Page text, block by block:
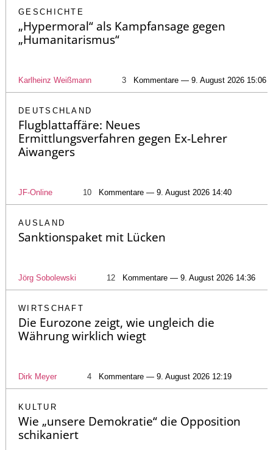
GESCHICHTE
„Hypermoral“ als Kampfansage gegen
„Humanitarismus“
Karlheinz Weißmann 3 Kommentare — 9. August 2026 15:06
DEUTSCHLAND
Flugblattaffäre: Neues
Ermittlungsverfahren gegen Ex-Lehrer
Aiwangers
JF-Online 10 Kommentare — 9. August 2026 14:40
AUSLAND
Sanktionspaket mit Lücken
Jörg Sobolewski 12 Kommentare — 9. August 2026 14:36
WIRTSCHAFT
Die Eurozone zeigt, wie ungleich die
Währung wirklich wiegt
Dirk Meyer 4 Kommentare — 9. August 2026 12:19
KULTUR
Wie „unsere Demokratie“ die Opposition
schikaniert